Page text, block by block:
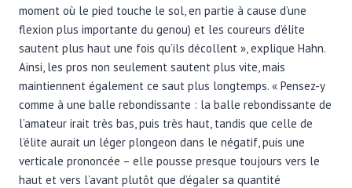
moment où le pied touche le sol, en partie à cause d’une
flexion plus importante du genou) et les coureurs d’élite
sautent plus haut une fois qu’ils décollent », explique Hahn.
Ainsi, les pros non seulement sautent plus vite, mais
maintiennent également ce saut plus longtemps. « Pensez-y
comme à une balle rebondissante : la balle rebondissante de
l’amateur irait très bas, puis très haut, tandis que celle de
l’élite aurait un léger plongeon dans le négatif, puis une
verticale prononcée – elle pousse presque toujours vers le
haut et vers l’avant plutôt que d’égaler sa quantité